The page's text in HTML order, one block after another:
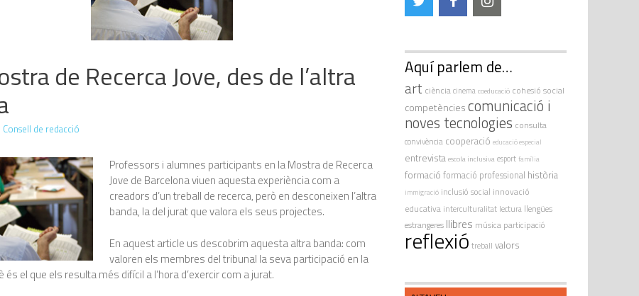
de Recerca Jove, des de l’altra
Consell de redacció
Professors i alumnes participants en la Mostra de Recerca
Jove de Barcelona viuen aquesta experiència com a
creadors d’un treball de recerca, però en desconeixen l’altra
banda, la del jurat que valora els seus projectes.
En aquest article us descobrim aquesta altra banda: com
valoren els membres del tribunal la seva participació en la
és el que els resulta més difícil a l’hora d’exercir com a jurat.
Aquí parlem de…
art ciènciacinemacoeducació cohesió social
competènciescomunicació i
noves tecnologies consulta
convivència cooperació educació especial
entrevistaescola inclusivaesport família
formació formació professional història
immigració inclusió social innovació
educativa interculturalitat lectura llengües
estrangeres llibres música participació
reflexió treball valors